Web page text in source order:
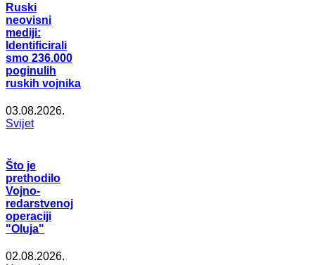
Ruski
neovisni
mediji:
Identificirali
smo 236.000
poginulih
ruskih vojnika
03.08.2026.
Svijet
Što je
prethodilo
Vojno-
redarstvenoj
operaciji
"Oluja"
02.08.2026.